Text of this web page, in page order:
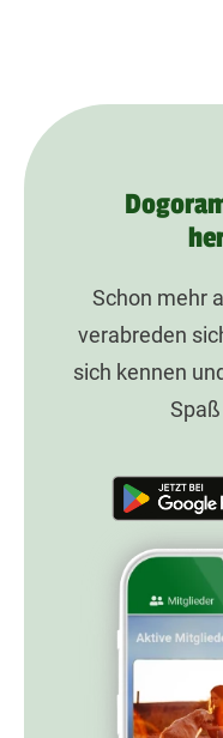
Schon mehr
verabreden
sich kennen